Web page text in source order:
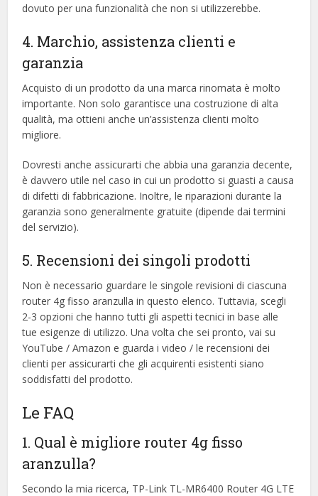
dovuto per una funzionalità che non si utilizzerebbe.
4. Marchio, assistenza clienti e
garanzia
Acquisto di un prodotto da una marca rinomata è molto
importante. Non solo garantisce una costruzione di alta
qualità, ma ottieni anche un’assistenza clienti molto
migliore.
Dovresti anche assicurarti che abbia una garanzia decente,
è davvero utile nel caso in cui un prodotto si guasti a causa
di difetti di fabbricazione. Inoltre, le riparazioni durante la
garanzia sono generalmente gratuite (dipende dai termini
del servizio).
5. Recensioni dei singoli prodotti
Non è necessario guardare le singole revisioni di ciascuna
router 4g fisso aranzulla in questo elenco. Tuttavia, scegli
2-3 opzioni che hanno tutti gli aspetti tecnici in base alle
tue esigenze di utilizzo. Una volta che sei pronto, vai su
YouTube / Amazon e guarda i video / le recensioni dei
clienti per assicurarti che gli acquirenti esistenti siano
soddisfatti del prodotto.
Le FAQ
1. Qual è migliore router 4g fisso
aranzulla?
Secondo la mia ricerca, TP-Link TL-MR6400 Router 4G LTE